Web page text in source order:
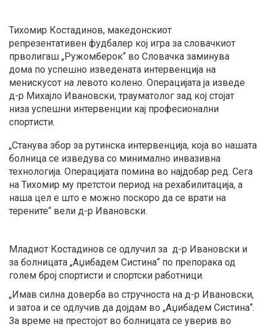
Тихомир Костадинов, македонскиот
репрезентативен фудбалер кој игра за словачкиот
прволигаш „Ружомберок“ во Словачка заминува
дома по успешно изведената интервенција на
менискусот на левото колено. Операцијата ја изведе
д-р Михајло Ивановски, трауматолог зад кој стојат
низа успешни интервенции кај професионални
спортисти.
„Станува збор за рутинска интервенција, која во нашата
болница се изведува со минимално инвазивна
технологија. Операцијата помина во најдобар ред. Сега
на Тихомир му претстои период на рехабилитација, а
наша цел е што е можно поскоро да се врати на
терените“ вели д-р Ивановски.
Младиот Костадинов се одлучил за д-р Ивановски и
за болницата „Аџибадем Систина“ по препорака од
голем број спортисти и спортски работници.
„Имав силна доверба во стручноста на д-р Ивановски,
и затоа и се одлучив да дојдам во „Аџибадем Систина“.
За време на престојот во болницата се уверив во